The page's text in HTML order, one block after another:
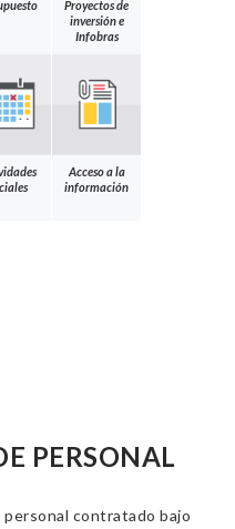
Proyectos de
inversión e
Infobras
Acceso a la
información
PERSONAL
contratado bajo